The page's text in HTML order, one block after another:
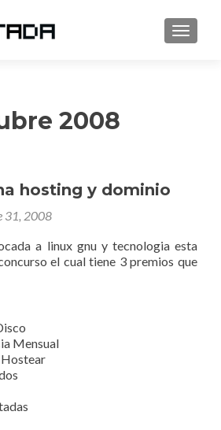
2008
hosting y dominio
31, 2008
a linux gnu y tecnologia esta
el cual tiene 3 premios que
Mensual
Hostear